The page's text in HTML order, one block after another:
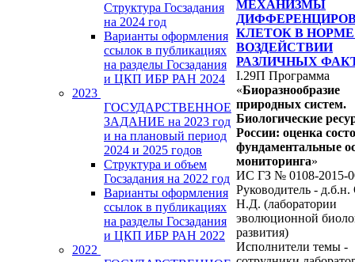
Структура Госзадания
на 2024 год
Варианты оформления
ссылок в публикациях
на разделы Госзадания
и ЦКП ИБР РАН 2024
2023
ГОСУДАРСТВЕННОЕ
ЗАДАНИЕ на 2023 год
и на плановый период
2024 и 2025 годов
Структура и объем
Госзадания на 2022 год
Варианты оформления
ссылок в публикациях
на разделы Госзадания
и ЦКП ИБР РАН 2022
2022
МЕХАНИЗМЫ
КЛЕТОК В
ВОЗДЕЙСТВИИ
РАЗЛИЧНЫХ
I.29П Программа
«Биоразнообразие
природных систем.
Биологические
России: оценка
фундаментальные
мониторинга»
ИС ГЗ № 0108-2015-
Руководитель -
Н.Д. (лаборатории
эволюционной
развития)
Исполнители темы -